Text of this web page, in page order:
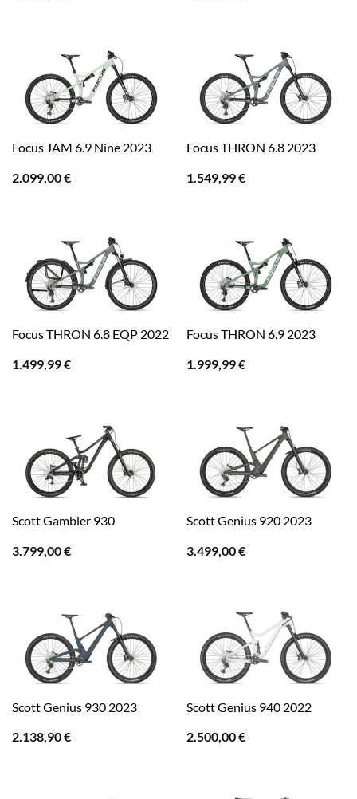
Focus JAM 6.9 Nine 2023
2.099,00€
Focus THRON 6.8 2023
1.549,99€
Focus THRON 6.8 EQP 2022
1.499,99€
Focus THRON 6.9 2023
1.999,99€
Scott Gambler 930
3.799,00€
Scott Genius 920 2023
3.499,00€
Scott Genius 930 2023
2.138,90€
Scott Genius 940 2022
2.500,00€